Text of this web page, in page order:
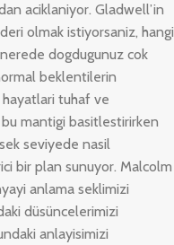
aciklaniyor. Gladwell’in
olmak istiyorsaniz, hangi
dogdugunuz cok
beklentilerin
tuhaf ve
mantigi basitlestirirken
seviyede nasil
bir plan sunuyor. Malcolm
anlama seklimizi
düsüncelerimizi
anlayisimizi